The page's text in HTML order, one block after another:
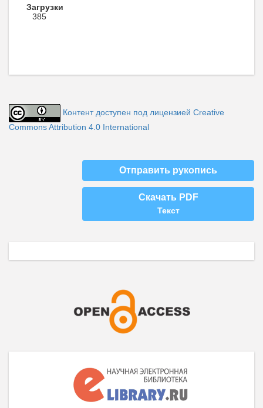
Загрузки
385
Контент доступен под лицензией Creative
Commons Attribution 4.0 International
Отправить рукопись
Скачать PDF
Текст